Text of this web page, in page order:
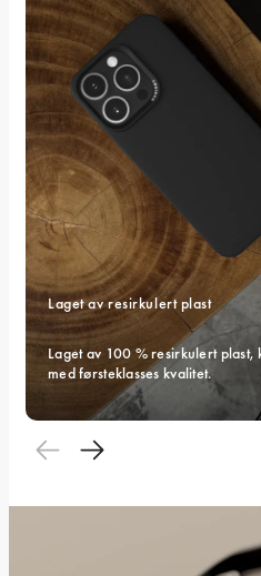
Laget av resirkulert plast
Laget av 100 % resirkulert
med førsteklasses kvalitet.